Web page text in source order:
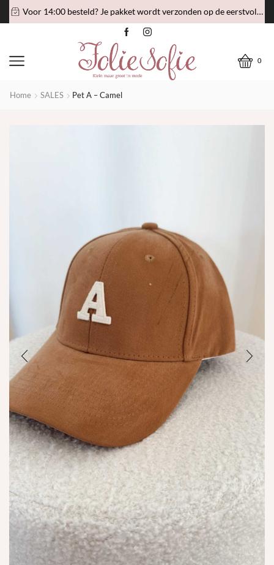
Voor 14:00 besteld? Je pakket wordt verzonden op de eerstvolgende verzenddag!
0
Home SALES Pet A – Camel